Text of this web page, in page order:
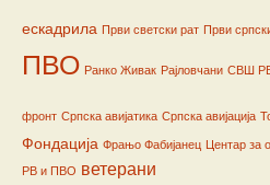
ескадрила Први светски рат Први
ПВО Ранко Живак Рајловчани СВШ
фронт Српска авијатика Српска авијација
Фондација Фрањо Фабијанец Центар за
РВ и ПВО ветерани